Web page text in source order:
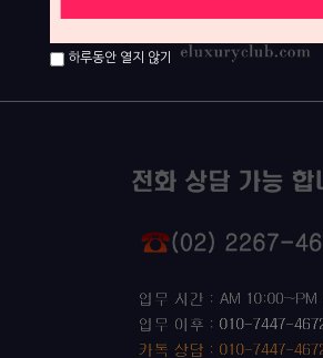
하루동안 열지 않기